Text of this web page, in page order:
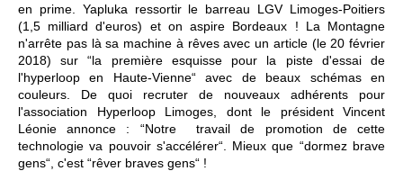
en prime. Yapluka ressortir le barreau LGV Limoges-Poitiers
(1,5 milliard d'euros) et on aspire Bordeaux ! La Montagne
n'arrête pas là sa machine à rêves avec un article (le 20 février
2018) sur “la première esquisse pour la piste d'essai de
l'hyperloop en Haute-Vienne“ avec de beaux schémas en
couleurs. De quoi recruter de nouveaux adhérents pour
l'association Hyperloop Limoges, dont le président Vincent
Léonie annonce : “Notre travail de promotion de cette
technologie va pouvoir s'accélérer“. Mieux que “dormez brave
gens“, c'est “rêver braves gens“ !